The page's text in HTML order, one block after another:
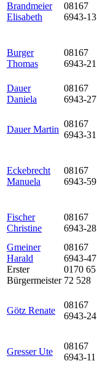
Brandmeier
Elisabeth
08167
6943-13
Burger
Thomas
08167
6943-21
Dauer
Daniela
08167
6943-27
Dauer Martin
08167
6943-31
Eckebrecht
Manuela
08167
6943-59
Fischer
Christine
08167
6943-28
Gmeiner
Harald
Erster
Bürgermeister
08167
6943-47
0170 65
72 528
Götz Renate
08167
6943-24
Gresser Ute
08167
6943-11